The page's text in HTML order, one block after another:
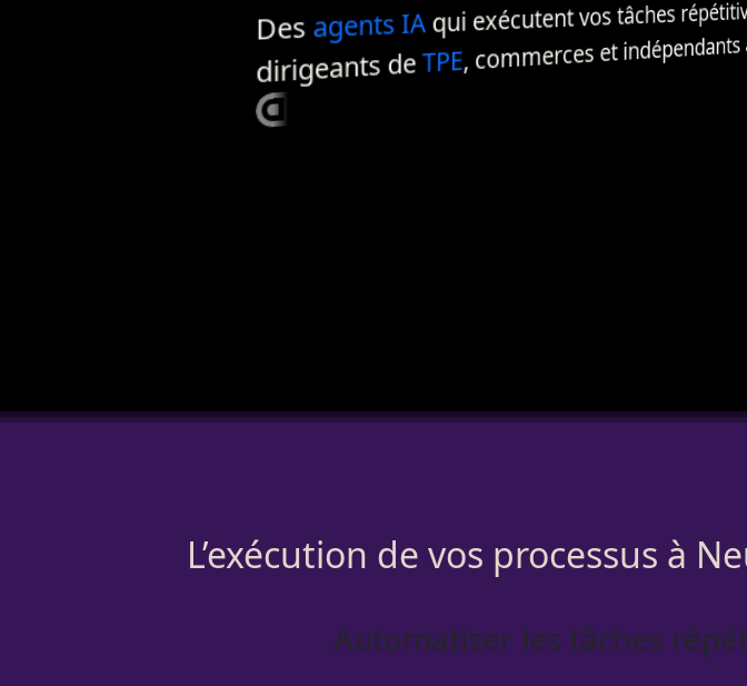
DesagentsIAqui exécutent vos tâches
dirigeants deTPE, commerces et indépendants
L’exécution de vos processus à
Automatiser les tâches